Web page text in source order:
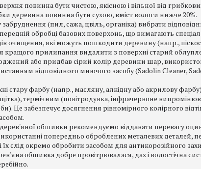
повинна бути чистою, якісною і вільної від
деревина повинна бути сухою, вміст вологи нижче 20%.
(пил, сажа, цвіль, органіка) вибрати
обробці базових поверхонь, що вимагають
очищення, які можуть пошкодити деревину (напр.,
кращого прилипання видалити з поверхні старий
або придбав сірий колір деревини шар,
відповідного миючого засобу (Sadolin Cleaner,
стару фарбу (напр., масляну, алкідну або акрилову
термічним (повітродувка, інфрачервоне
Це забезпечує досягнення рівномірного колірного
обшивки рекомендуємо віддавати перевагу
попередньо оброблених металевих деталей,
їх слід окремо обробити засобом для антикорозійного
обшивка добре провітрювалася, дах і водостічна